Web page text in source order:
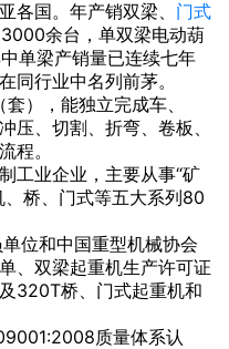
各国。年产销双梁、 门式
余台，单双梁电动葫
单梁产销量已连续七年
同行业中名列前茅。
，能独立完成车、
压、切割、折弯、卷板、
程。
工业企业，主要从事“矿
桥、门式等五大系列80
位和中国重型机械协会
、双梁起重机生产许可证
320T桥、门式起重机和
质量体系认